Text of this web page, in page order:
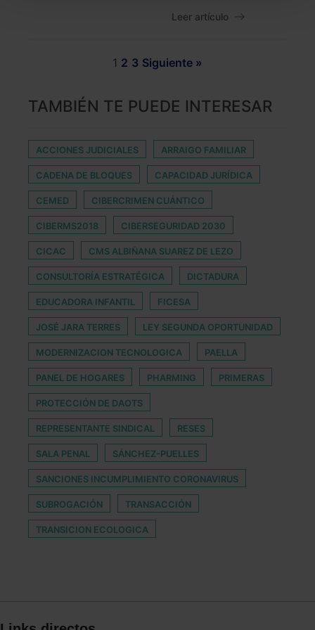
las que sean indispensables para la navegación.
Saber más acerca de las cookies
Leer artículo
1 2 3 Siguiente »
TAMBIÉN TE PUEDE INTERESAR
ACCIONES JUDICIALES ARRAIGO FAMILIAR
CADENA DE BLOQUES CAPACIDAD JURÍDICA
CEMED CIBERCRIMEN CUÁNTICO
CIBERMS2018 CIBERSEGURIDAD 2030
CICAC CMS ALBIÑANA SUAREZ DE LEZO
CONSULTORÍA ESTRATÉGICA DICTADURA
EDUCADORA INFANTIL FICESA
JOSÉ JARA TERRES LEY SEGUNDA OPORTUNIDAD
MODERNIZACION TECNOLOGICA PAELLA
PANEL DE HOGARES PHARMING PRIMERAS
PROTECCIÓN DE DAOTS
REPRESENTANTE SINDICAL RESES
SALA PENAL SÁNCHEZ-PUELLES
SANCIONES INCUMPLIMIENTO CORONAVIRUS
SUBROGACIÓN TRANSACCIÓN
TRANSICION ECOLOGICA